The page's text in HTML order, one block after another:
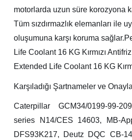
motorlarda uzun süre korozyona
Tüm sızdırmazlık elemanları ile
oluşumuna karşı koruma
Life Coolant 16 KG Kırmızı
Extended Life Coolant 16 KG
Karşıladığı Şartnameler ve
Caterpillar GCM34/0199-99-
series N14/CES 14603, MB-
DFS93K217, Deutz DQC CB-